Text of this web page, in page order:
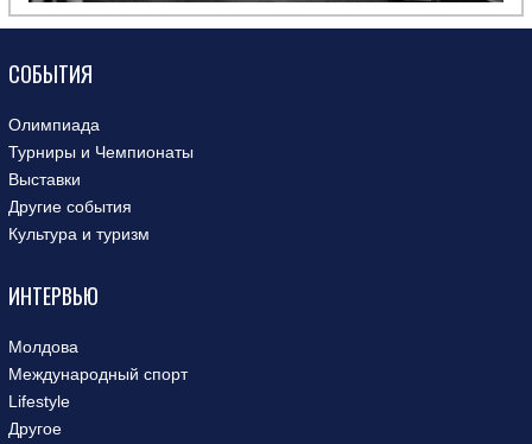
СОБЫТИЯ
Олимпиада
Турниры и Чемпионаты
Выставки
Другие события
Культура и туризм
ИНТЕРВЬЮ
Молдова
Международный спорт
Lifestyle
Другое